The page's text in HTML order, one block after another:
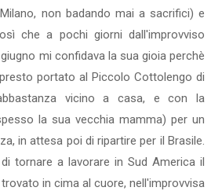
non badando mai a sacrifici) e
che a pochi giorni dall'improvviso
mi confidava la sua gioia perchè
portato al Piccolo Cottolengo di
vicino a casa, e con la
la sua vecchia mamma) per un
in attesa poi di ripartire per il Brasile.
tornare a lavorare in Sud America il
in cima al cuore, nell'improvvisa